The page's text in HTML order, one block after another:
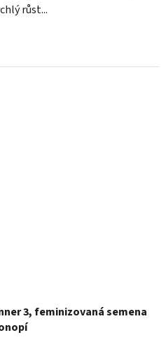
růst...
3, feminizovaná semena